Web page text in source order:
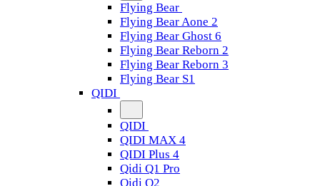
Flying Bear
Flying Bear Aone 2
Flying Bear Ghost 6
Flying Bear Reborn 2
Flying Bear Reborn 3
Flying Bear S1
QIDI
QIDI
QIDI MAX 4
QIDI Plus 4
Qidi Q1 Pro
Qidi Q2